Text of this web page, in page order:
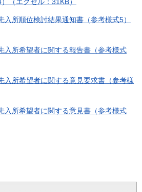
入所順位検討結果通知書（参考様式5）
入所希望者に関する報告書（参考様式
入所希望者に関する意見要求書（参考様
入所希望者に関する意見書（参考様式